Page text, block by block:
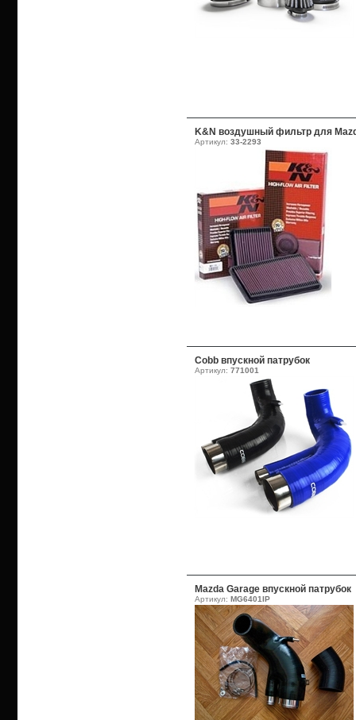
K&N воздушный фильтр для
Артикул: 33-2293
Cobb впускной патрубок
Артикул: 771001
Mazda Garage впускной патрубок
Артикул: MG6401IP